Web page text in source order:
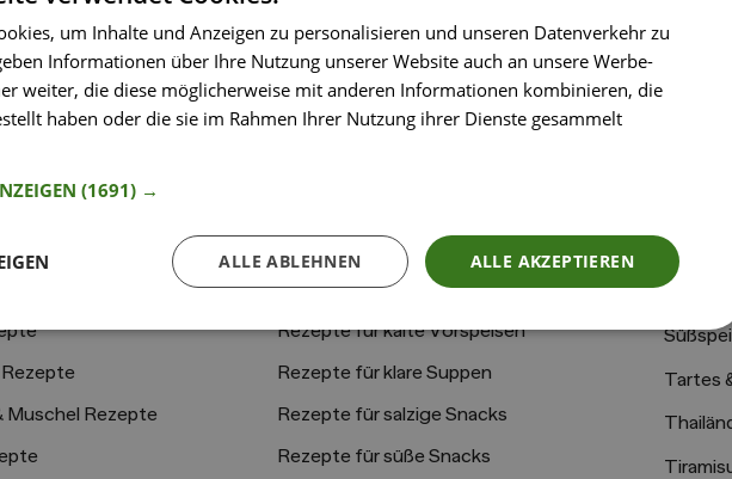
Rezepte
Rezepte
Rezepte
Muschel Rezepte
Rezepte für Ostern
Rezepte für Pfannengerichte
Rezepte für Reis- & Getreide-Beilagen
Rezepte für kalte Getränke
Rezepte für kalte Snacks
Rezepte für kalte Vorspeisen
Rezepte für klare Suppen
Rezepte für salzige Snacks
Rezepte für süße Snacks
Süße
Süßes
Tartes
um Inhalte und Anzeigen zu personalisieren und unseren Datenverkehr zu
Informationen über Ihre Nutzung unserer Website auch an unsere Werbe-
weiter, die diese möglicherweise mit anderen Informationen kombinieren, die
haben oder die sie im Rahmen Ihrer Nutzung ihrer Dienste gesammelt
(1691) →
ALLE AKZEPTIEREN
ALLE ABLEHNEN